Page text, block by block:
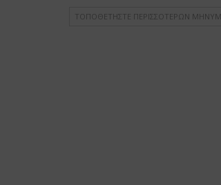
ΤΟΠΟΘΕΤΉΣΤΕ ΠΕΡΙΣΣΌΤΕΡΩΝ